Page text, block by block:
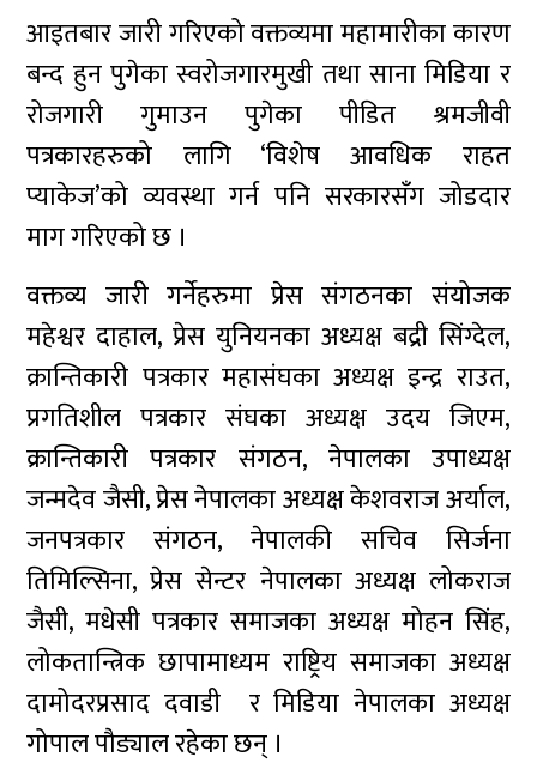
आइतबार जारी गरिएको वक्तव्यमा महामारीका कारण
बन्द हुन पुगेका स्वरोजगारमुखी तथा साना मिडिया र
रोजगारी गुमाउन पुगेका पीडित श्रमजीवी
पत्रकारहरुको लागि ‘विशेष आवधिक राहत
प्याकेज’को व्यवस्था गर्न पनि सरकारसँग जोडदार
माग गरिएको छ ।
वक्तव्य जारी गर्नेहरुमा प्रेस संगठनका संयोजक
महेश्वर दाहाल, प्रेस युनियनका अध्यक्ष बद्री सिंग्देल,
क्रान्तिकारी पत्रकार महासंघका अध्यक्ष इन्द्र राउत,
प्रगतिशील पत्रकार संघका अध्यक्ष उदय जिएम,
क्रान्तिकारी पत्रकार संगठन, नेपालका उपाध्यक्ष
जन्मदेव जैसी, प्रेस नेपालका अध्यक्ष केशवराज अर्याल,
जनपत्रकार संगठन, नेपालकी सचिव सिर्जना
तिमिल्सिना, प्रेस सेन्टर नेपालका अध्यक्ष लोकराज
जैसी, मधेसी पत्रकार समाजका अध्यक्ष मोहन सिंह,
लोकतान्त्रिक छापामाध्यम राष्ट्रिय समाजका अध्यक्ष
दामोदरप्रसाद दवाडी र मिडिया नेपालका अध्यक्ष
गोपाल पौड्याल रहेका छन् ।